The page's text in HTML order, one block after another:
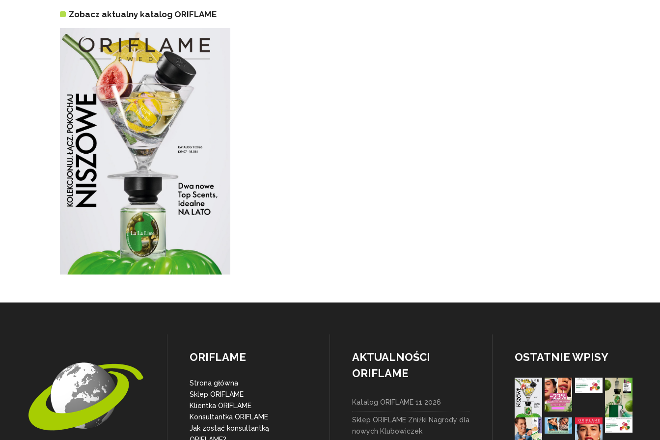
Zobacz aktualny katalog ORIFLAME
ORIFLAME
Strona główna
Sklep ORIFLAME
Klientka ORIFLAME
Konsultantka ORIFLAME
Jak zostać konsultantką
AKTUALNOŚCI
ORIFLAME
Katalog ORIFLAME 11 2026
Sklep ORIFLAME Zniżki Nagrody dla
nowych Klubowiczek
OSTATNIE WPISY